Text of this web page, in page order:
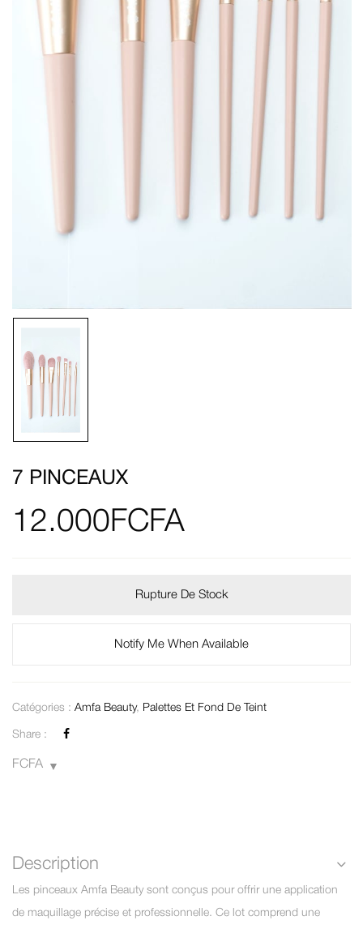
7 PINCEAUX
12.000FCFA
Rupture De Stock
Notify Me When Available
Catégories : Amfa Beauty, Palettes Et Fond De Teint
Share :
FCFA
Description
Les pinceaux Amfa Beauty sont conçus pour offrir une application
de maquillage précise et professionnelle. Ce lot comprend une